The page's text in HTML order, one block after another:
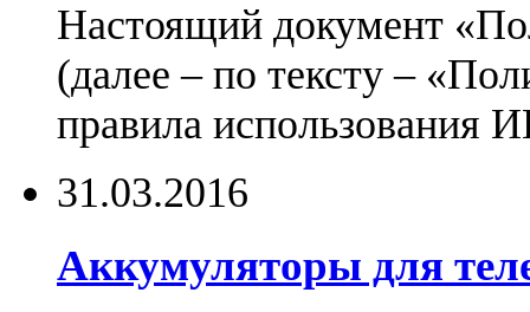
Настоящий документ
(далее – по тексту –
правила использования
31.03.2016
Аккумуляторы для